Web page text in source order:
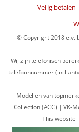
Veilig betalen
© Copyright 2018 e.v.
Wij zijn telefonisch
telefoonnummer (incl
Modellen van
Collection (ACC) | VK-
This website